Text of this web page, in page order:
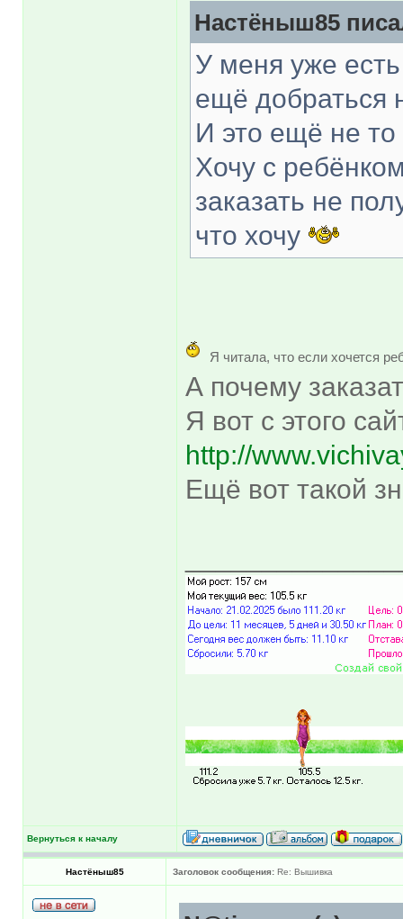
Настёныш85
У меня уже
ещё добраться
И это ещё не
Хочу с
заказать не
что хочу
Я читала, что если хочется
А почему
Я вот с этого
http://
Ещё вот такой
Вернуться к началу
Настёныш85 Заголовок сообщения: Re: Вышивка